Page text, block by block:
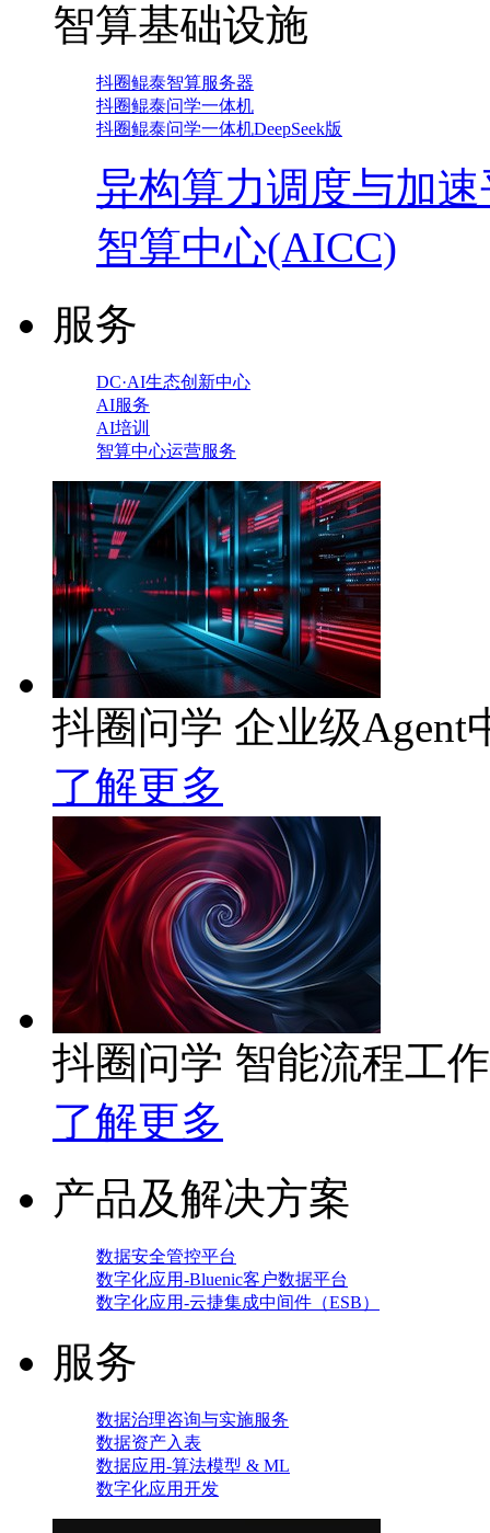
智算基础设施
抖圈鲲泰智算服务器
抖圈鲲泰问学一体机
抖圈鲲泰问学一体机DeepSeek版
异构算力调度与加
智算中心(AICC)
服务
DC·AI生态创新中心
AI服务
AI培训
智算中心运营服务
抖圈问学 企业级Agent
了解更多
抖圈问学 智能流程工
了解更多
产品及解决方案
数据安全管控平台
数字化应用-Bluenic客户数据平台
数字化应用-云捷集成中间件（ESB）
服务
数据治理咨询与实施服务
数据资产入表
数据应用-算法模型 & ML
数字化应用开发